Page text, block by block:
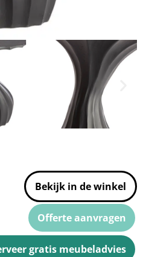
Bekijk in de winkel
Offerte aanvragen
gratis meubeladvies